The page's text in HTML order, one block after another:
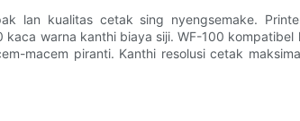
lan kualitas cetak sing nyengsemake.
warna kanthi biaya siji. WF-100 kompatibel
macem piranti. Kanthi resolusi cetak